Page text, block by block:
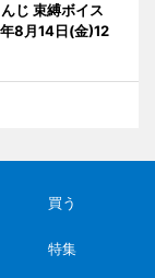
じ 束縛ボイス
8月14日(金)12
買う
特集